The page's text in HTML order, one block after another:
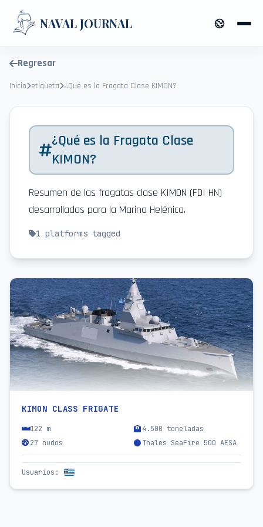
NAVAL JOURNAL
Regresar
Inicio etiqueta ¿Qué es la Fragata Clase KIMON?
¿Qué es la Fragata Clase
KIMON?
Resumen de las fragatas clase KIMON (FDI HN)
desarrolladas para la Marina Helénica.
1 platforms tagged
KIMON CLASS FRIGATE
122 m
4.500 toneladas
27 nudos
Thales SeaFire 500 AESA
Usuarios :